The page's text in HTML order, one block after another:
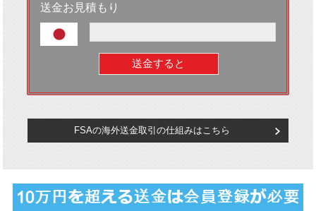
送金お見積もり
送金すると
FSAの海外送金取引の仕組みはこちら